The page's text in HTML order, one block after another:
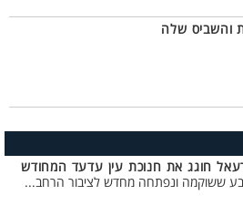
והשביס שלה
חוגג את חנוכת עין עדעד המחודש
ששוקמה ונפתחה מחדש לציבור הרחב...